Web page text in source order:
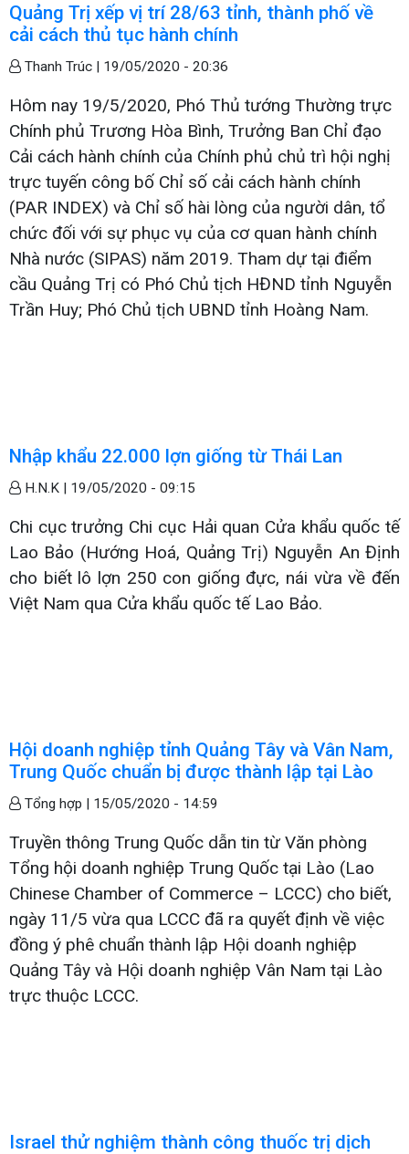
Quảng Trị xếp vị trí 28/63 tỉnh, thành phố về
cải cách thủ tục hành chính
Thanh Trúc | 19/05/2020 - 20:36
Hôm nay 19/5/2020, Phó Thủ tướng Thường trực
Chính phủ Trương Hòa Bình, Trưởng Ban Chỉ đạo
Cải cách hành chính của Chính phủ chủ trì hội nghị
trực tuyến công bố Chỉ số cải cách hành chính
(PAR INDEX) và Chỉ số hài lòng của người dân, tổ
chức đối với sự phục vụ của cơ quan hành chính
Nhà nước (SIPAS) năm 2019. Tham dự tại điểm
cầu Quảng Trị có Phó Chủ tịch HĐND tỉnh Nguyễn
Trần Huy; Phó Chủ tịch UBND tỉnh Hoàng Nam.
Nhập khẩu 22.000 lợn giống từ Thái Lan
H.N.K | 19/05/2020 - 09:15
Chi cục trưởng Chi cục Hải quan Cửa khẩu quốc tế
Lao Bảo (Hướng Hoá, Quảng Trị) Nguyễn An Định
cho biết lô lợn 250 con giống đực, nái vừa về đến
Việt Nam qua Cửa khẩu quốc tế Lao Bảo.
Hội doanh nghiệp tỉnh Quảng Tây và Vân Nam,
Trung Quốc chuẩn bị được thành lập tại Lào
Tổng hợp | 15/05/2020 - 14:59
Truyền thông Trung Quốc dẫn tin từ Văn phòng
Tổng hội doanh nghiệp Trung Quốc tại Lào (Lao
Chinese Chamber of Commerce – LCCC) cho biết,
ngày 11/5 vừa qua LCCC đã ra quyết định về việc
đồng ý phê chuẩn thành lập Hội doanh nghiệp
Quảng Tây và Hội doanh nghiệp Vân Nam tại Lào
trực thuộc LCCC.
Israel thử nghiệm thành công thuốc trị dịch